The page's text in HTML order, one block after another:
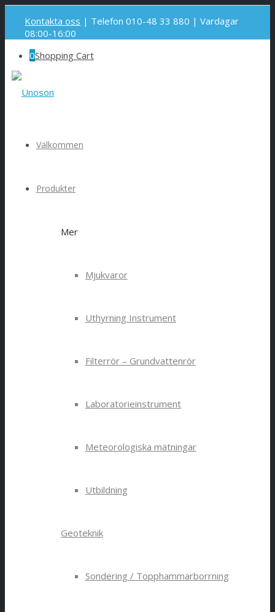
Kontakta oss | Telefon 010-48 33 880 | Vardagar
08:00-16:00
0Shopping Cart
Välkommen
Produkter
Mer
Mjukvaror
Uthyrning Instrument
Filterrör – Grundvattenrör
Laboratorieinstrument
Meteorologiska mätningar
Utbildning
Geoteknik
Sondering / Topphammarborrning